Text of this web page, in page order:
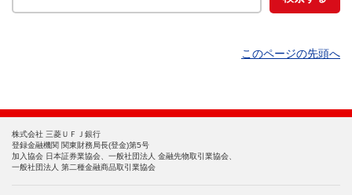
このページの先頭へ
株式会社 三菱ＵＦＪ銀行
登録金融機関 関東財務局長(登金)第5号
加入協会 日本証券業協会、一般社団法人 金融先物取引業協会、
一般社団法人 第二種金融商品取引業協会